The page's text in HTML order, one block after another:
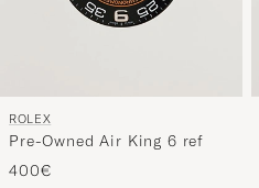
ROLEX
Pre-Owned Air King 6 ref
400€